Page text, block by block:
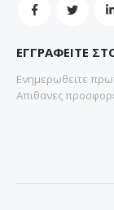
ΕΓΓΡΑΦΕΙΤΕ
Ενημερωθειτε
Απιθανες